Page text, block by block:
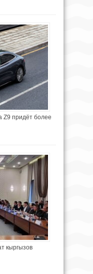
Z9 придёт более
кыргызов